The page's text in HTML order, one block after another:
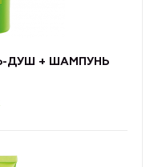
ДУШ + ШАМПУНЬ